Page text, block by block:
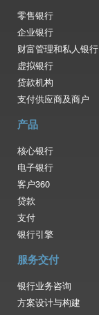
零售银行
企业银行
财富管理和私人银行
虚拟银行
贷款机构
支付供应商及商户
产品
核心银行
电子银行
客户360
贷款
支付
银行引擎
服务交付
银行业务咨询
方案设计与构建